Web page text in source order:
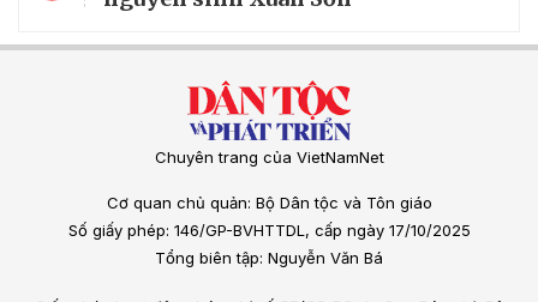
Chuyên trang của VietNamNet
Cơ quan chủ quản: Bộ Dân tộc và Tôn giáo
Số giấy phép: 146/GP-BVHTTDL, cấp ngày 17/10/2025
Tổng biên tập: Nguyễn Văn Bá